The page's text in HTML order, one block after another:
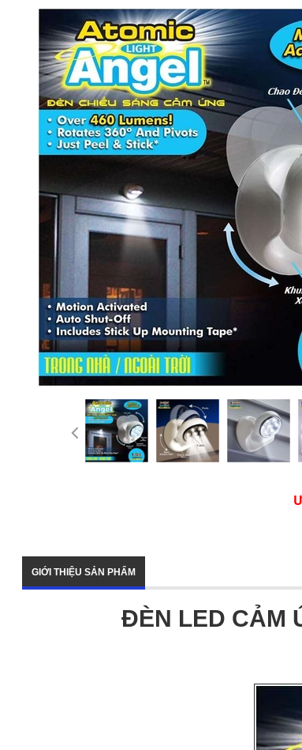
GIỚI THIỆU SẢN PHẨM
ĐÈN LED CẢM